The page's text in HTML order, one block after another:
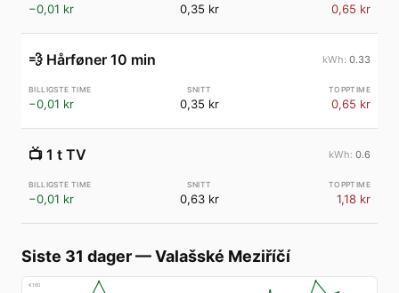
−0,01 kr 0,35 kr 0,65 kr
💨 Hårføner 10 min 0.33
−0,01 kr 0,35 kr 0,65 kr
📺 1 t TV 0.6
−0,01 kr 0,63 kr 1,18 kr
Siste 31 dager—Valašské Meziříčí
€160